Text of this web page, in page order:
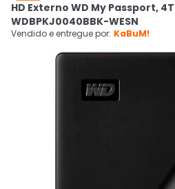
Cupons
CADASTRE-
HD Externo WD My Passport,
WDBPKJ0040BBK-WESN
Vendido e entregue por: KaBuM!